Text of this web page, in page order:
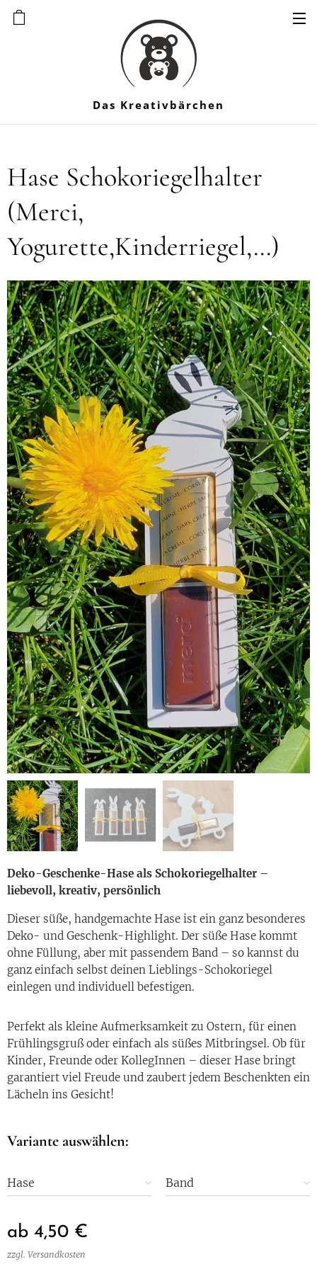
Das Kreativbärchen
Hase Schokoriegelhalter
(Merci,
Yogurette,Kinderriegel,...)
Deko-Geschenke-Hase als Schokoriegelhalter –
liebevoll, kreativ, persönlich
Dieser süße, handgemachte Hase ist ein ganz besonderes
Deko- und Geschenk-Highlight. Der süße Hase kommt
ohne Füllung, aber mit passendem Band – so kannst du
ganz einfach selbst deinen Lieblings-Schokoriegel
einlegen und individuell befestigen.
Perfekt als kleine Aufmerksamkeit zu Ostern, für einen
Frühlingsgruß oder einfach als süßes Mitbringsel. Ob für
Kinder, Freunde oder KollegInnen – dieser Hase bringt
garantiert viel Freude und zaubert jedem Beschenkten ein
Lächeln ins Gesicht!
Variante auswählen:
Hase Band
ab 4,50 €
zzgl. Versandkosten